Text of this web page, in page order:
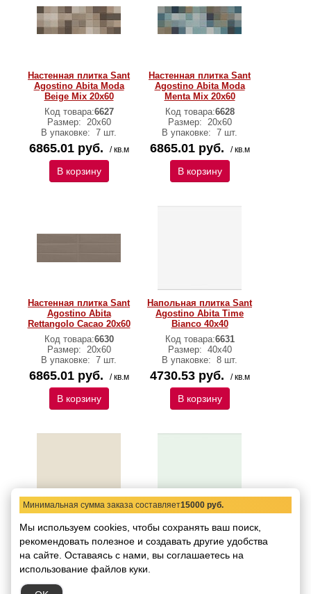
Настенная плитка Sant
Agostino Abita Moda
Beige Mix 20х60
Код товара:6627
Размер: 20х60
В упаковке: 7 шт.
6865.01 руб. / кв.м
В корзину
Настенная плитка Sant
Agostino Abita Moda
Menta Mix 20х60
Код товара:6628
Размер: 20х60
В упаковке: 7 шт.
6865.01 руб. / кв.м
В корзину
Настенная плитка Sant
Agostino Abita
Rettangolo Cacao 20х60
Код товара:6630
Размер: 20х60
В упаковке: 7 шт.
6865.01 руб. / кв.м
В корзину
Напольная плитка Sant
Agostino Abita Time
Bianco 40х40
Код товара:6631
Размер: 40х40
В упаковке: 8 шт.
4730.53 руб. / кв.м
В корзину
Напольная плитка Sant
Agostino Abita Time
Beige 40х40
Код товара:6632
40х40
В упаковке:
Напольная плитка Sant
Agostino Abita Time
Menta 40х40
Минимальная сумма заказа составляет15000 руб.
Мы используем cookies, чтобы сохранять ваш поиск,
рекомендовать полезное и создавать другие удобства
на сайте. Оставаясь с нами, вы соглашаетесь на
использование файлов куки.